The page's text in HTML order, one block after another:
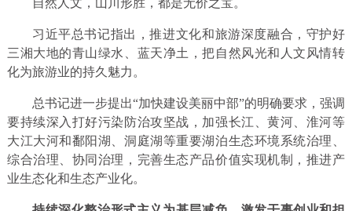
自然人文，山川形胜，都是无价之宝。
习近平总书记指出，推进文化和旅游深度融合，守护好
三湘大地的青山绿水、蓝天净土，把自然风光和人文风情转
化为旅游业的持久魅力。
总书记进一步提出“加快建设美丽中部”的明确要求，强调
要持续深入打好污染防治攻坚战，加强长江、黄河、淮河等
大江大河和鄱阳湖、洞庭湖等重要湖泊生态环境系统治理、
综合治理、协同治理，完善生态产品价值实现机制，推进产
业生态化和生态产业化。